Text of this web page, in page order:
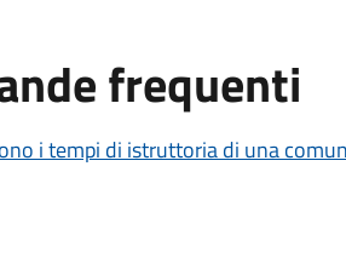
frequenti
i tempi di istruttoria di una